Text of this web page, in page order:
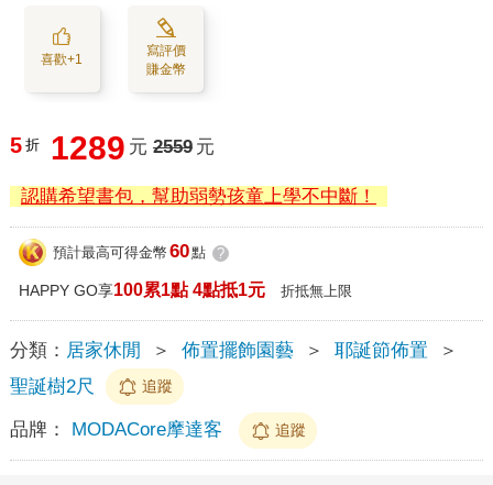
喜歡+1
寫評價
賺金幣
5 折 1289 元 2559 元
認購希望書包，幫助弱勢孩童上學不中斷！
預計最高可得金幣 60點 ?
HAPPY GO享100累1點 4點抵1元 折抵無上限
分類： 居家休閒 ＞ 佈置擺飾園藝 ＞ 耶誕節佈置
＞
聖誕樹2尺
追蹤
品牌： MODACore摩達客 追蹤